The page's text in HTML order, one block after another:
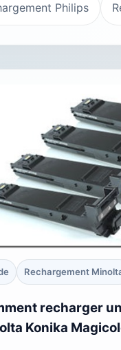
Philips
Rechargement
recharger
Konika